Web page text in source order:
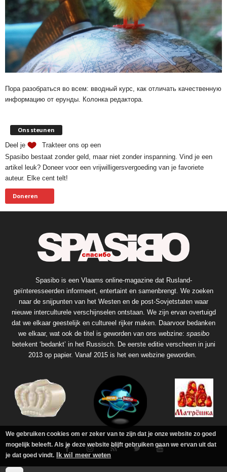
Пора разобраться во всем: вводный курс, как отличать качественную
информацию от ерунды. Колонка редактора.
Ons steunen
Deel je
Trakteer ons op een
Spasibo bestaat zonder geld, maar niet zonder inspanning. Vind je een
artikel leuk? Doneer voor een vrijwilligersvergoeding van je favoriete
auteur. Elke cent telt!
Doneren
Spasibo is een Vlaams online-magazine dat Rusland-
geïnteresseerden informeert, entertaint en samenbrengt. We zoeken
naar de snijpunten van het Westen en de post-Sovjetstaten waar
nieuwe interculturele verschijnselen ontstaan. We zijn ervan overtuigd
dat we elkaar geestelijk en cultureel rijker maken. Daarvoor bedanken
we elkaar, wat ook de titel is geworden van ons webzine: spasibo
betekent ‘bedankt’ in het Russisch. De eerste editie verscheen in juni
2013 op papier. Vanaf 2015 is het een webzine geworden.
We gebruiken cookies om er zeker van te zijn dat je onze website zo goed
mogelijk beleeft. Als je deze website blijft gebruiken gaan we ervan uit dat
je dat goed vindt.
Ik wil meer weten